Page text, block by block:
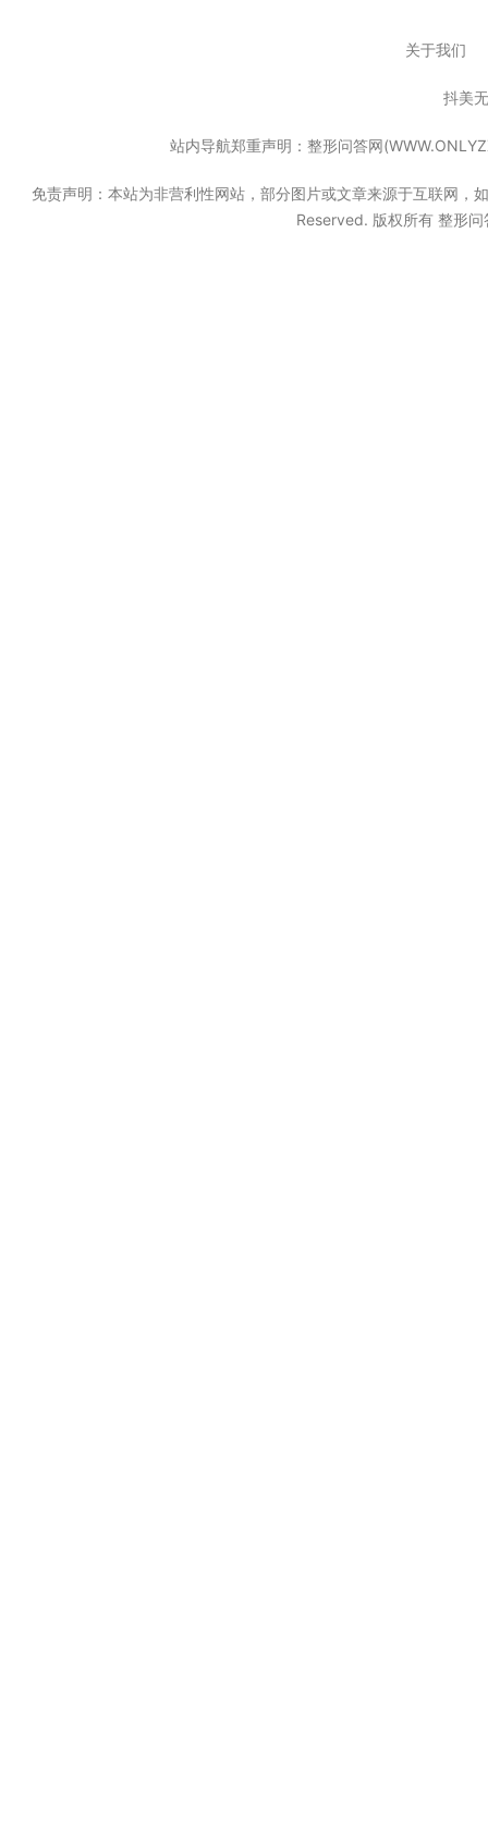
关于我们
抖美
站内导航郑重声明：整形问答网
免责声明：本站为非营利性网站，部分图片或文章来源于互联网，
Reserved. 版权所有 整形问